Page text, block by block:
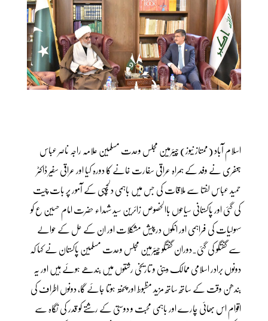
اسلام آباد (ممتاز نیوز) چیئرمین مجلس وحدت مسلمین علامہ راجہ ناصر عباس
جعفری نے وفد کے ہمراہ عراقی سفارت خانے کا دورہ کیا اور عراقی سفیر ڈاکٹر
حمید عباس لفتا سے ملاقات کی جس میں باہمی دلچسپی کے آمور پر بات چیت
کی گئی اور پاکستانی سیاحوں باالخصوص زائرین سید شہداء حضرت امام حسین ع کو
سہولیات کی فراہمی اور انکوں درپیش مشکلات اور ان کے حل کے حوالے
سے گفتگو کی گئی۔دوران گفتگو چیئرمین مجلس وحدت مسلمین پاکستان نے کہا کہ
دونوں برادر اسلامی ممالک دینی و تاریخی رشتوں میں بندھے ہوئے ہیں اور یہ
بندھن وقت کے ساتھ ساتھ مزید مظبوط اور پختہ ہوتا جائے گا، دونوں اطراف کی
اقوام اس بھائی چارے اور باہمی محبت و دوستی کے رشتے کو قدر کی نگاہ سے